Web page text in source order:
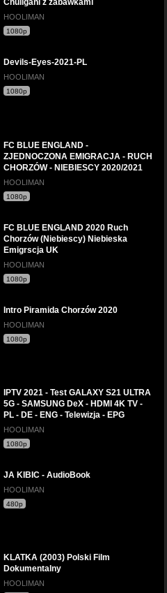
Chuligani z zabawkami
HOOLIMAN
1080p
Devils-Eyes-2021-PL
HOOLIMAN
1080p
FC BLUE ENGLAND -
ZJEDNOCZONA EMIGRACJA - RUCH
CHORZÓW - NIEBIESCY 2020/2021
HOOLIMAN
1080p
FC BLUE ENGLAND 2020 Ruch
Chorzów (Niebiescy) Niebieska
Emigrscja UK
HOOLIMAN
1080p
Intro Piramida Chorzów 2020
HOOLIMAN
1080p
IPTV 2021 - Test GALAXY S21 ULTRA
5G - SAMSUNG DeX - HDMI 4K TV -
PL - DE - ENG - Telewizja - EPG
HOOLIMAN
1080p
JA KIBIC - AudioBook
HOOLIMAN
480p
KLATKA (2003) Polski Film
Dokumentalny
HOOLIMAN